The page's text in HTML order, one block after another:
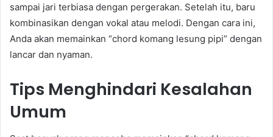
sampai jari terbiasa dengan pergerakan. Setelah itu, baru
kombinasikan dengan vokal atau melodi. Dengan cara ini,
Anda akan memainkan “chord komang lesung pipi” dengan
lancar dan nyaman.
Tips Menghindari Kesalahan
Umum